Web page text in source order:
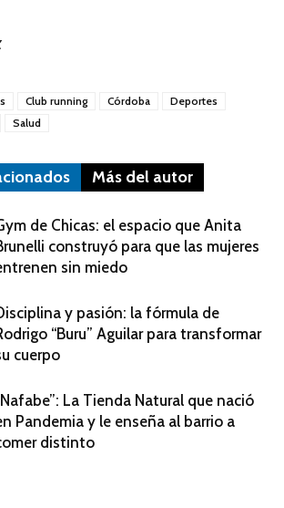
Club running Córdoba
Deportes
Salud
Más del autor
de Chicas: el espacio que Anita
construyó para que las mujeres
sin miedo
y pasión: la fórmula de
“Buru” Aguilar para transformar
cuerpo
La Tienda Natural que nació
Pandemia y le enseña al barrio a
distinto